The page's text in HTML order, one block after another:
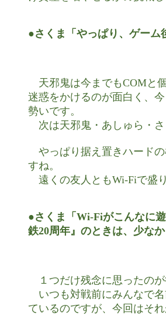
●さくま「やっぱり、ゲーム
天邪鬼は今までもCOMと
迷惑をかけるのが面白く、
勢いです。
次は天邪鬼・あしゅら・
やっぱり据え置きハード
すね。
遠くの友人ともWi-Fiで盛
●さくま「Wi-Fiがこんなに
鉄20周年』のときは、少なか
１つだけ残念に思ったの
いつも対戦前にみんなで
ているのですが、今回はそ